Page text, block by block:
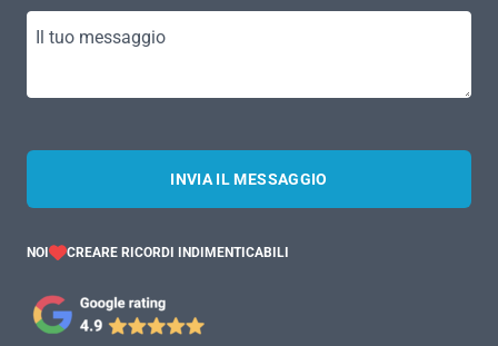
Il tuo messaggio
INVIA IL MESSAGGIO
NOI CREARE RICORDI INDIMENTICABILI